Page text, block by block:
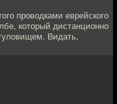
проводками еврейского
который дистанционно
Видать,